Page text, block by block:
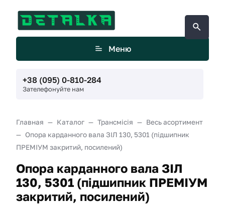
Меню
+38 (095) 0-810-284
Зателефонуйте нам
Главная Каталог Трансмісія
Весь асортимент
Опора карданного вала ЗІЛ 130, 5301 (підшипник
ПРЕМІУМ закритий, посилений)
Опора карданного вала ЗІЛ
130, 5301 (підшипник ПРЕМІУМ
закритий, посилений)